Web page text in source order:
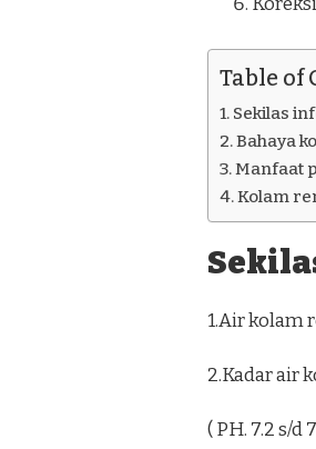
Table of
Sekilas
Bahaya
Manfaat
Kolam
1.Air kolam
2.Kadar air
( PH. 7.2 s/d